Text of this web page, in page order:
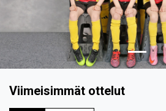
Viimeisimmät ottelut